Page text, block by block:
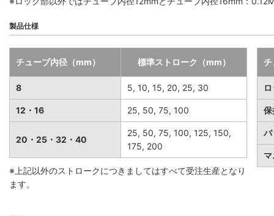
製品仕様
チューブ内径（mm） 標準ストローク（mm）
8 5, 10, 15, 20, 25, 30
12・16 25, 50, 75, 100
20・25・32・40
25, 50, 75, 100, 125, 150,
175, 200
※上記以外のストロークにつきましてはすべて受注生産となり
ます。
バ